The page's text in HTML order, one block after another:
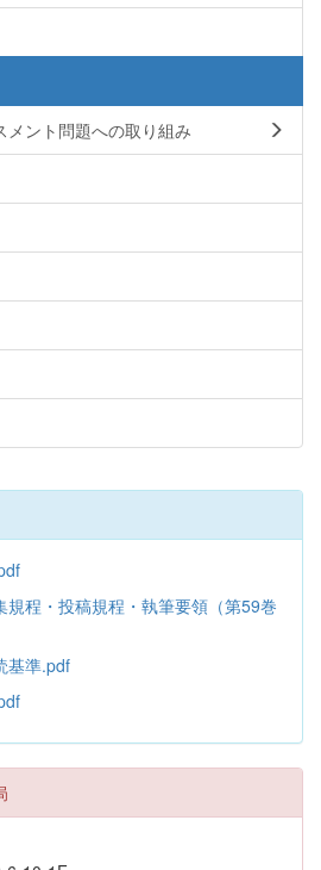
ント問題への取り組み
規程・投稿規程・執筆要領（第59巻
基準.pdf